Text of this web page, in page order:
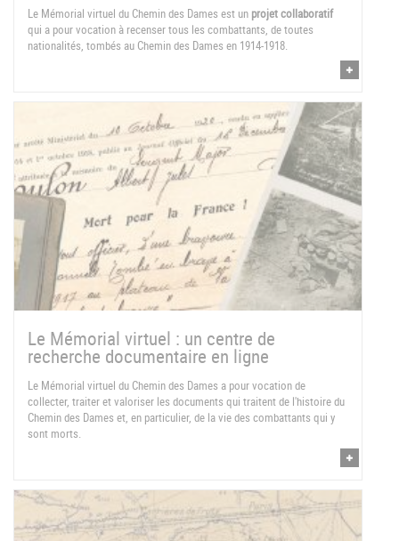
Le Mémorial virtuel du Chemin des Dames est un projet collaboratif
qui a pour vocation à recenser tous les combattants, de toutes
nationalités, tombés au Chemin des Dames en 1914-1918.
Le Mémorial virtuel : un centre de
recherche documentaire en ligne
Le Mémorial virtuel du Chemin des Dames a pour vocation de
collecter, traiter et valoriser les documents qui traitent de l'histoire du
Chemin des Dames et, en particulier, de la vie des combattants qui y
sont morts.